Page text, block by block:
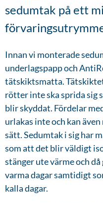
sedumtak på ett
Innan vi monterade
underlagspapp och
tätskiktsmatta.
rötter inte ska sprida sig
blir skyddat. Fördelar
urlakas inte och kan
sätt. Sedumtak i sig har
som att det blir väldigt
stänger ute värme och
varma dagar samtidigt
kalla dagar.